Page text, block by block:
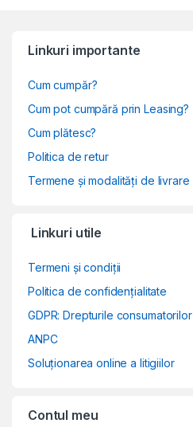
Linkuri importante
Cum cumpăr?
Cum pot cumpără prin Leasing?
Cum plătesc?
Politica de retur
Termene și modalități de livrare
Linkuri utile
Termeni și condiții
Politica de confidențialitate
GDPR: Drepturile consumatorilor
ANPC
Soluționarea online a litigiilor
Contul meu